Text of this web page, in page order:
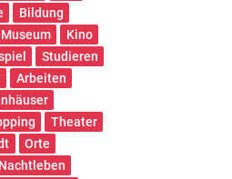
Bildung
Museum
Kino
Studieren
Arbeiten
Theater
Orte
Nachtleben